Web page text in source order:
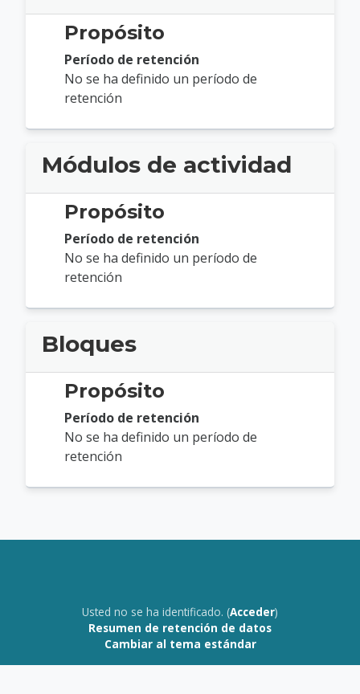
Propósito
Período de retención
No se ha definido un período de
retención
Módulos de actividad
Propósito
Período de retención
No se ha definido un período de
retención
Bloques
Propósito
Período de retención
No se ha definido un período de
retención
Usted no se ha identificado. (Acceder)
Resumen de retención de datos
Cambiar al tema estándar